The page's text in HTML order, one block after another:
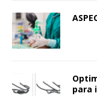
para